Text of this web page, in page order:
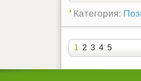
Категория:
1 2 3 4 5